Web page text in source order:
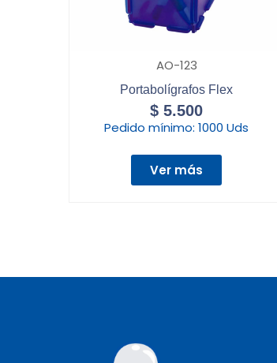
AO-123
Portabolígrafos Flex
$ 5.500
Pedido mínimo: 1000 Uds
Ver más